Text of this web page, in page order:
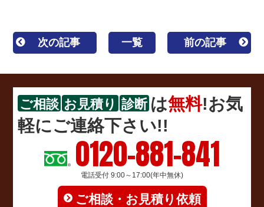
次の記事 一覧 前の記事
ご相談 お見積り 診断 は無料!お気
軽にご連絡下さい!!
0120-881-841
電話受付 9:00～17:00(年中無休)
ご相談・お見積り依頼